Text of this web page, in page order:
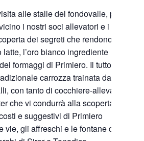
alle stalle del fondovalle, per
i nostri soci allevatori e i loro
dei segreti che rendono così
l’oro bianco ingrediente
formaggi di Primiero. Il tutto a
carrozza trainata da
con tanto di cocchiere-allevatore: il
che vi condurrà alla scoperta degli
e suggestivi di Primiero
vie, gli affreschi e le fontane dei